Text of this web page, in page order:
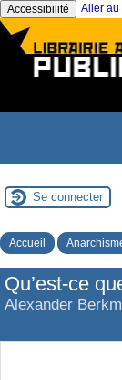
Accessibilité Aller au
Se connecter
Accueil
Qu’est-ce
Alexander